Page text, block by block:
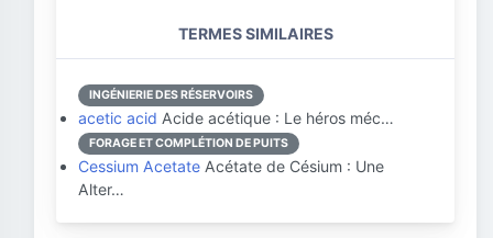
TERMES SIMILAIRES
INGÉNIERIE DES RÉSERVOIRS
acetic acid Acide acétique : Le héros méc…
FORAGE ET COMPLÉTION DE PUITS
Cessium Acetate Acétate de Césium : Une
Alter…